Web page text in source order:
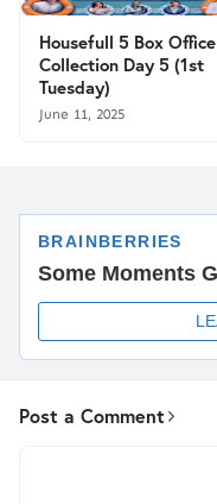
Housefull 5 Box Office
Collection Day 5 (1st
Tuesday)
June 11, 2025
Post a Comment